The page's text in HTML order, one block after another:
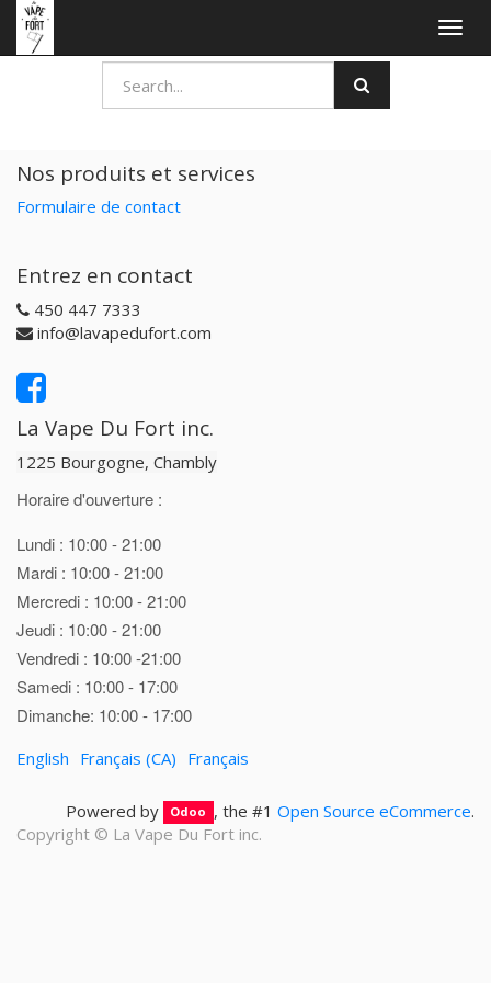
Nos produits et services
Formulaire de contact
Entrez en contact
450 447 7333
info@lavapedufort.com
La Vape Du Fort inc.
1225 Bourgogne, Chambly
Horaire d'ouverture :
Lundi : 10:00 - 21:00
Mardi : 10:00 - 21:00
Mercredi : 10:00 - 21:00
Jeudi : 10:00 - 21:00
Vendredi : 10:00 -21:00
Samedi : 10:00 - 17:00
Dimanche: 10:00 - 17:00
English Français (CA) Français
Powered by Odoo , the #1 Open Source eCommerce.
Copyright © La Vape Du Fort inc.